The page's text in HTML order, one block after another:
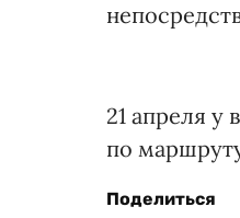
21 апреля
по
Поделиться